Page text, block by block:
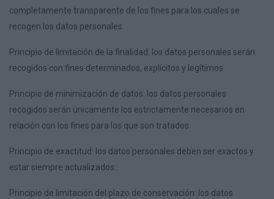
completamente transparente de los fines para los cuales se
recogen los datos personales.
Principio de limitación de la finalidad: los datos personales serán
recogidos con fines determinados, explícitos y legítimos.
Principio de minimización de datos: los datos personales
recogidos serán únicamente los estrictamente necesarios en
relación con los fines para los que son tratados.
Principio de exactitud: los datos personales deben ser exactos y
estar siempre actualizados.
Principio de limitación del plazo de conservación: los datos